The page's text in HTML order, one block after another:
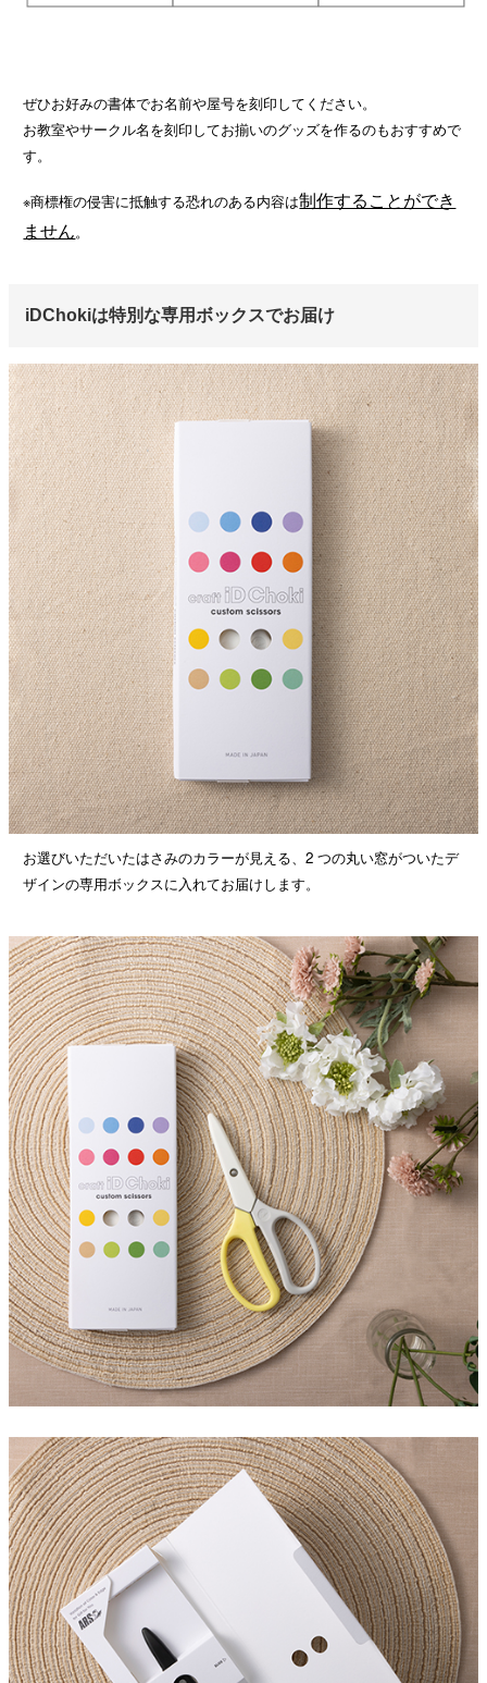
ぜひお好みの書体でお名前や屋号を刻印してください。
お教室やサークル名を刻印してお揃いのグッズを作るのもおすすめで
す。
※商標権の侵害に抵触する恐れのある内容は制作することができ
ません。
iDChokiは特別な専用ボックスでお届け
お選びいただいたはさみのカラーが見える、2 つの丸い窓がついたデ
ザインの専用ボックスに入れてお届けします。